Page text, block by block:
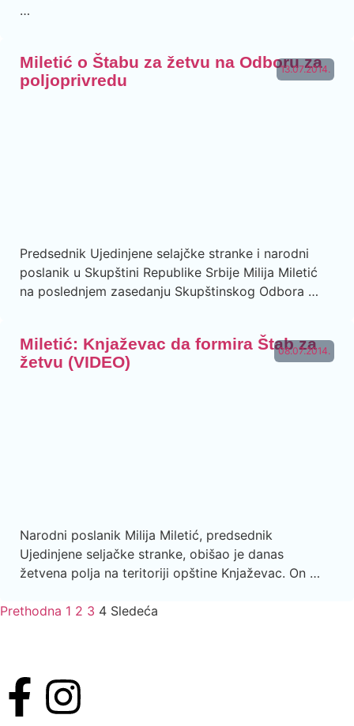
…
13.07.2014.
Miletić o Štabu za žetvu na Odboru za
poljoprivredu
Predsednik Ujedinjene selajčke stranke i narodni
poslanik u Skupštini Republike Srbije Milija Miletić
na poslednjem zasedanju Skupštinskog Odbora …
08.07.2014.
Miletić: Knjaževac da formira Štab za
žetvu (VIDEO)
Narodni poslanik Milija Miletić, predsednik
Ujedinjene seljačke stranke, obišao je danas
žetvena polja na teritoriji opštine Knjaževac. On …
Prethodna 1 2 3 4 Sledeća